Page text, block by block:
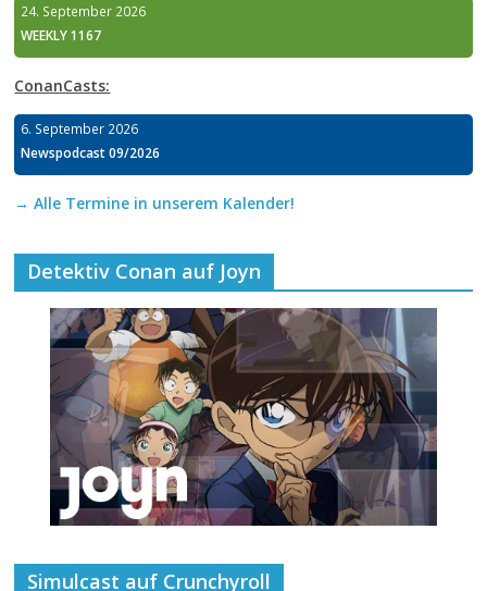
24. September 2026
WEEKLY 1167
ConanCasts:
6. September 2026
Newspodcast 09/2026
→ Alle Termine in unserem Kalender!
Detektiv Conan auf Joyn
Simulcast auf Crunchyroll